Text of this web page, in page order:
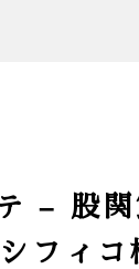
– 股
フィコ